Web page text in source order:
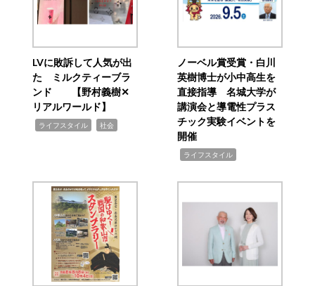
LVに敗訴して人気が出
た ミルクティーブラ
ンド 【野村義樹✕
リアルワールド】
ライフスタイル 社会
ノーベル賞受賞・白川
英樹博士が小中高生を
直接指導 名城大学が
講演会と導電性プラス
チック実験イベントを
開催
ライフスタイル